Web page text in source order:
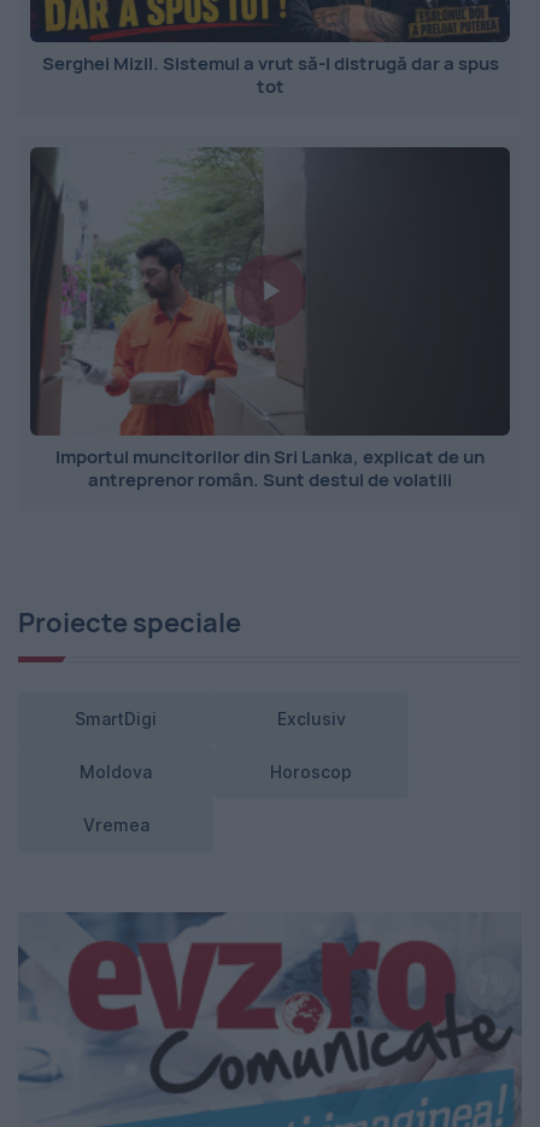
Serghei Mizil. Sistemul a vrut să-l distrugă dar a spus
tot
Importul muncitorilor din Sri Lanka, explicat de un
antreprenor român. Sunt destul de volatili
Proiecte speciale
SmartDigi Exclusiv
Moldova Horoscop
Vremea